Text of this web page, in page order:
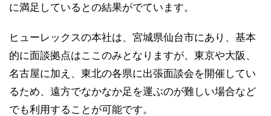
に満足しているとの結果がでています。
ヒューレックスの本社は、宮城県仙台市にあり、基本
的に面談拠点はここのみとなりますが、東京や大阪、
名古屋に加え、東北の各県に出張面談会を開催してい
るため、遠方でなかなか足を運ぶのが難しい場合など
でも利用することが可能です。